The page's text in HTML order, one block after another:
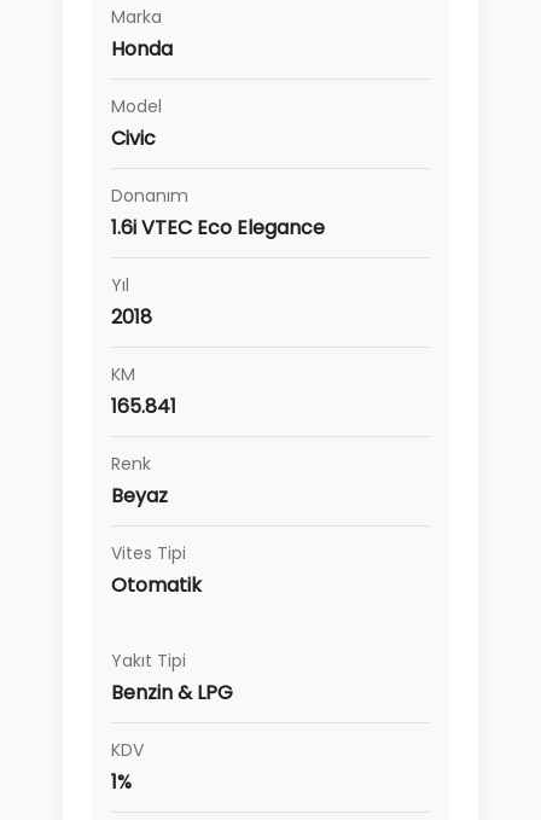
Marka
Honda
Model
Civic
Donanım
1.6i VTEC Eco Elegance
Yıl
2018
KM
165.841
Renk
Beyaz
Vites Tipi
Otomatik
Yakıt Tipi
Benzin & LPG
KDV
1%